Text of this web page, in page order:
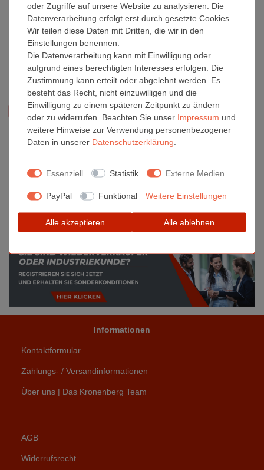
Die kleine Schachtel ist bestens geeignet für kleine Geschenke,
Spielsachen und Schmuck. Sie besteht aus beidseitig
gleichfarbiger Schmuckwelle. Der Deckel ist mit einem kleinen
Griffloch versehen. Der Verkauf erfolgt im gleichfarbigen 2er-Set,
die Anlieferung ist flachliegend, eine Aufbauanleitung liegt bei.
Sind Sie Gewerbetreibender?
Lassen Sie sich die Preise
direkt online ohne MwSt. anzeigen. Bitte registrieren Sie sich
Für öffentliche Einrichtungen, Schulen oder ähnliche
Kontaktieren Sie uns bitte hier.
Ähnliche Artikel
Informationen
Kontaktformular
Zahlungs- / Versandinformationen
Über uns | Das Kronenberg Team
AGB
Widerrufsrecht
oder Zugriffe auf unsere Website zu analysieren. Die
Datenverarbeitung erfolgt erst durch gesetzte Cookies.
Wir teilen diese Daten mit Dritten, die wir in den
Einstellungen benennen.
Die Datenverarbeitung kann mit Einwilligung oder
aufgrund eines berechtigten Interesses erfolgen. Die
Zustimmung kann erteilt oder abgelehnt werden. Es
besteht das Recht, nicht einzuwilligen und die
Einwilligung zu einem späteren Zeitpunkt zu ändern
oder zu widerrufen. Beachten Sie unser Impressum und
weitere Hinweise zur Verwendung personenbezogener
Daten in unserer Daten­schutz­erklärung
Essenziell Statistik Externe Medien
PayPal Funktional Weitere Einstellungen
Alle akzeptieren Alle ablehnen